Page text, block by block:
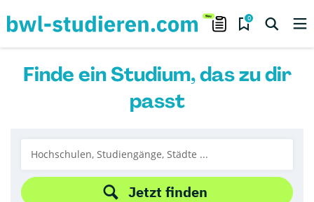
0
Finde ein Studium, das zu dir
passt
Jetzt finden